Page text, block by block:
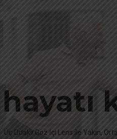
hayatı
Üç Odaklı Göz İçi Lens ile Yakın,